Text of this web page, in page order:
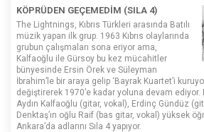
KÖPRÜDEN GEÇEMEDİM (SILA 4)
The Lightnings, Kıbrıs Türkleri arasında Batılı
müzik yapan ilk grup. 1963 Kıbrıs olaylarında
grubun çalışmaları sona eriyor ama,
Kalfaoğlu ile Gürsoy bu kez mücahitler
bünyesinde Ersin Örek ve Süleyman
İbrahim’le bir araya gelip ‘Bayrak Kuartet’i
değiştirerek 1970’e kadar yoluna devam
Aydın Kalfaoğlu (gitar, vokal), Erdinç Gündüz
Denktaş’ın oğlu Raif (bas gitar, vokal) yüksek
Ankara’da adlarını Sıla 4 yapıyor.